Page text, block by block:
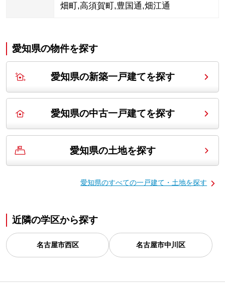
畑町 ,高須賀町 ,豊国通,畑江通
愛知県の物件を探す
愛知県の新築一戸建てを探す
愛知県の中古一戸建てを探す
愛知県の土地を探す
愛知県のすべての一戸建て・土地を探す
近隣の学区から探す
名古屋市西区 名古屋市中川区